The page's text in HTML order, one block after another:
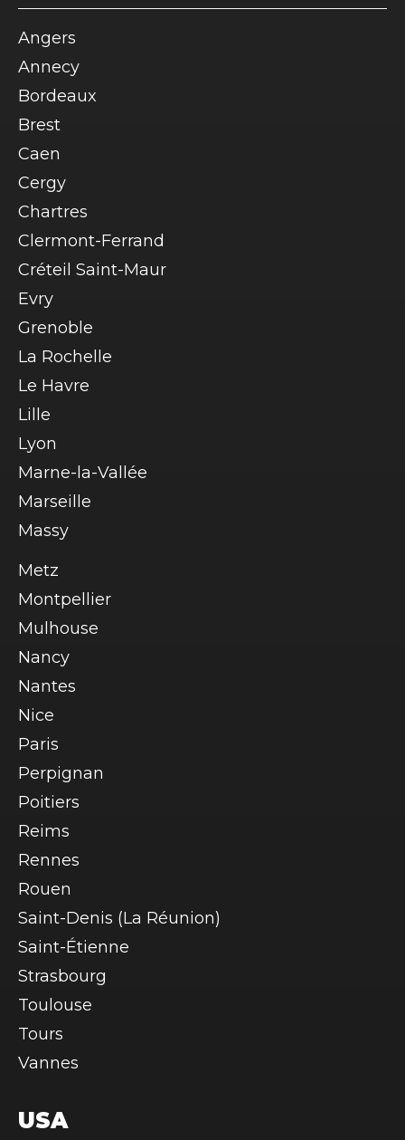
Angers
Annecy
Bordeaux
Brest
Caen
Cergy
Chartres
Clermont-Ferrand
Créteil Saint-Maur
Evry
Grenoble
La Rochelle
Le Havre
Lille
Lyon
Marne-la-Vallée
Marseille
Massy
Metz
Montpellier
Mulhouse
Nancy
Nantes
Nice
Paris
Perpignan
Poitiers
Reims
Rennes
Rouen
Saint-Denis (La Réunion)
Saint-Étienne
Strasbourg
Toulouse
Tours
Vannes
USA